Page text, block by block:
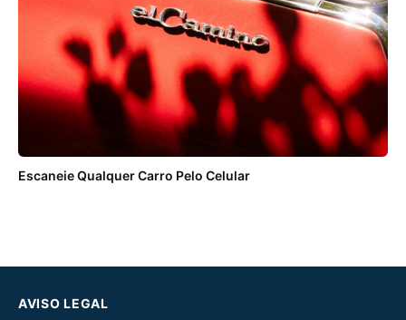
Escaneie Qualquer Carro Pelo Celular
AVISO LEGAL